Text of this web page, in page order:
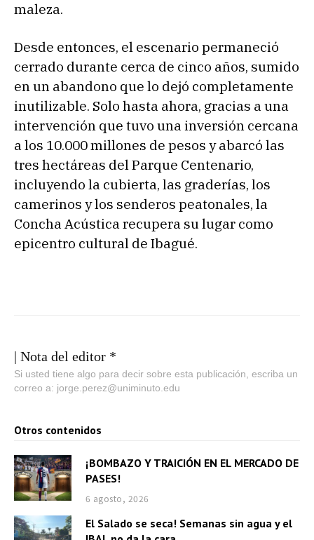
maleza.
Desde entonces, el escenario permaneció
cerrado durante cerca de cinco años, sumido
en un abandono que lo dejó completamente
inutilizable. Solo hasta ahora, gracias a una
intervención que tuvo una inversión cercana
a los 10.000 millones de pesos y abarcó las
tres hectáreas del Parque Centenario,
incluyendo la cubierta, las graderías, los
camerinos y los senderos peatonales, la
Concha Acústica recupera su lugar como
epicentro cultural de Ibagué.
| Nota del editor *
Si usted tiene algo para decir sobre esta publicación, escriba un
correo a: jorge.perez@uniminuto.edu
Otros contenidos
¡BOMBAZO Y TRAICIÓN EN EL MERCADO DE
PASES!
6 agosto, 2026
El Salado se seca! Semanas sin agua y el